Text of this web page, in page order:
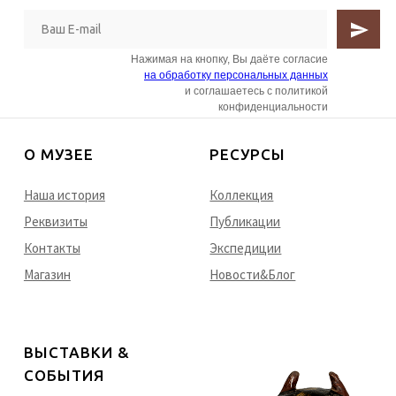
О МУЗЕЕ
Наша история
Реквизиты
Контакты
Магазин
РЕСУРСЫ
Коллекция
Публикации
Экспедиции
Новости&Блог
ВЫСТАВКИ &
CОБЫТИЯ
Нажимая на кнопку, Вы даёте согласие
на обработку персональных данных
и соглашаетесь с политикой
конфиденциальности